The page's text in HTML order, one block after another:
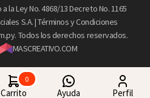
Carrito
0
Ayuda Perfil
la Ley No. 4868/13 Decreto No. 1165
S.A. |Términos y Condiciones
Todos los derechos reservados.
MASCREATIVO.COM